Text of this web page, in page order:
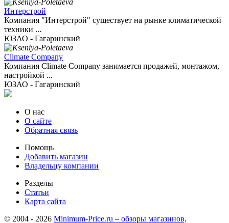
Интерстрой
Компания "Интерстрой" существует на рынке климатической
техники ...
ЮЗАО - Гагаринский
Climate Company
Компания Climate Company занимается продажей, монтажом,
настройкой ...
ЮЗАО - Гагаринский
О нас
О сайте
Обратная связь
Помощь
Добавить магазин
Владельцу компании
Разделы
Статьи
Карта сайта
© 2004 - 2026 Minimum-Price.ru – обзоры магазинов,